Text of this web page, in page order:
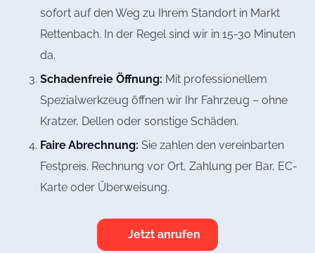
sofort auf den Weg zu Ihrem Standort in Markt
Rettenbach. In der Regel sind wir in 15-30 Minuten
da.
Schadenfreie Öffnung: Mit professionellem
Spezialwerkzeug öffnen wir Ihr Fahrzeug – ohne
Kratzer, Dellen oder sonstige Schäden.
Faire Abrechnung: Sie zahlen den vereinbarten
Festpreis. Rechnung vor Ort, Zahlung per Bar, EC-
Karte oder Überweisung.
Jetzt anrufen